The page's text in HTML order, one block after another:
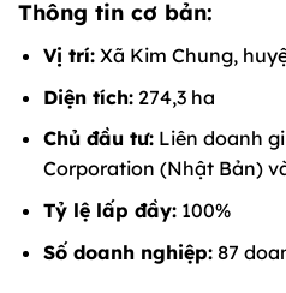
Thông tin cơ bản:
Vị trí:Xã Kim Chung,
Diện tích:274,3 ha
Chủ đầu tư:Liên doanh
Corporation (Nhật Bản)
Tỷ lệ lấp đầy:100%
Số doanh nghiệp:87